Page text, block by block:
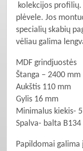
kolekcijos
plėvele. Jos
specialių skabių
vėliau galima
MDF grindjuostės
Štanga – 2400 mm
Aukštis 110 mm
Gylis 16 mm
Minimalus kiekis-
Spalva- balta B134
Papildomai galima